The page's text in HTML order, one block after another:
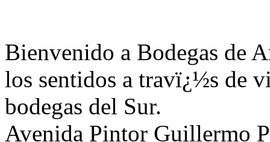
Bienvenido a Bodegas de
los sentidos a travï¿½s de
bodegas del Sur.
Avenida Pintor Guillermo